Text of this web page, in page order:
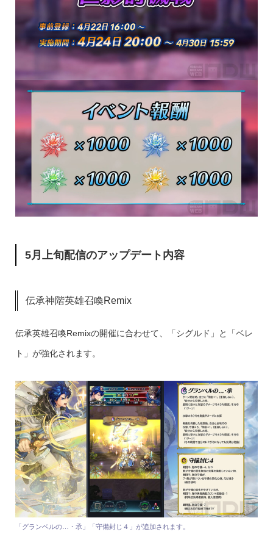
5月上旬配信のアップデート内容
伝承神階英雄召喚Remix
伝承英雄召喚Remixの開催に合わせて、「シグルド」と「ベレ
ト」が強化されます。
「グランベルの…・承」「守備封じ４」が追加されます。